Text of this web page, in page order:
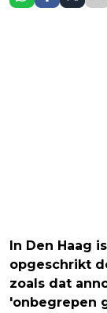
In Den Haag
opgeschrikt
zoals dat
'onbegrepen